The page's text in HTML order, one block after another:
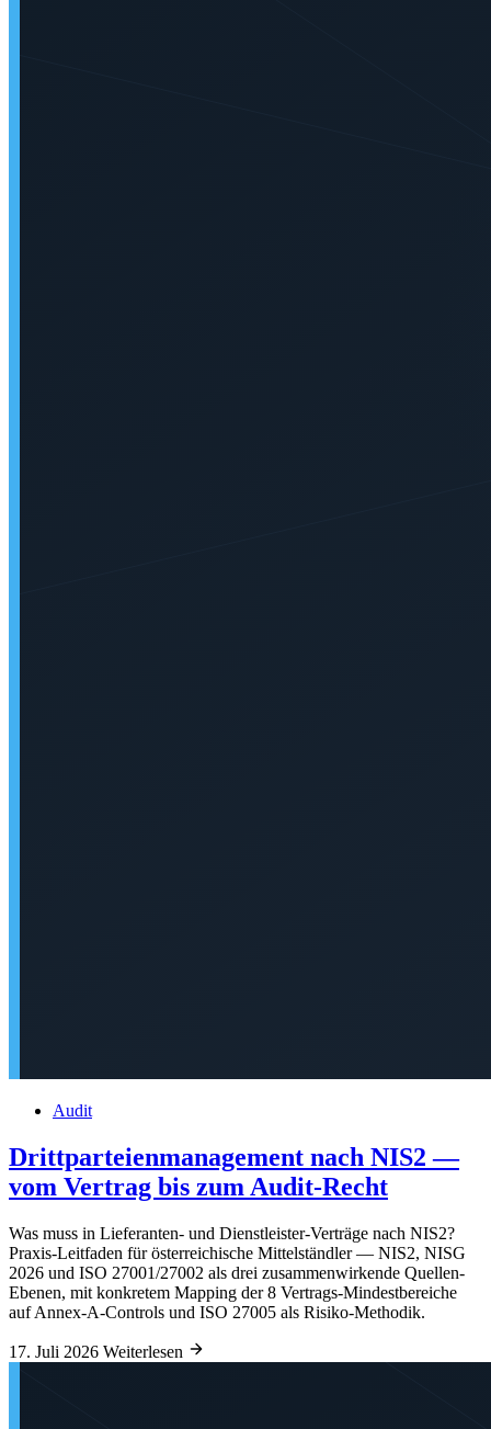
Audit
Drittparteienmanagement nach NIS2 —
vom Vertrag bis zum Audit-Recht
Was muss in Lieferanten- und Dienstleister-Verträge nach NIS2?
Praxis-Leitfaden für österreichische Mittelständler — NIS2, NISG
2026 und ISO 27001/27002 als drei zusammenwirkende Quellen-
Ebenen, mit konkretem Mapping der 8 Vertrags-Mindestbereiche
auf Annex-A-Controls und ISO 27005 als Risiko-Methodik.
17. Juli 2026 Weiterlesen